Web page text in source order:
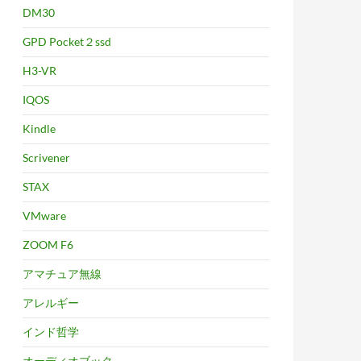
DM30
GPD Pocket２ssd
H3-VR
IQOS
Kindle
Scrivener
STAX
VMware
ZOOM F6
アマチュア無線
アレルギー
インド哲学